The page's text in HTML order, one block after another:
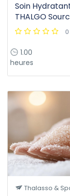
Soin
THALGO
1.00
heures
Thalasso &